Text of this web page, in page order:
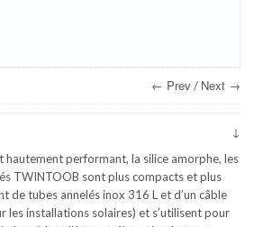
← Prev / Next →
hautement performant, la silice amorphe, les
TWINTOOB sont plus compacts et plus
de tubes annelés inox 316 L et d’un câble
les installations solaires) et s’utilisent pour